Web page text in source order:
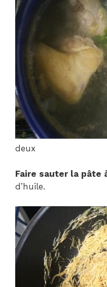
deux
Faire sauter la pâte
d’huile.